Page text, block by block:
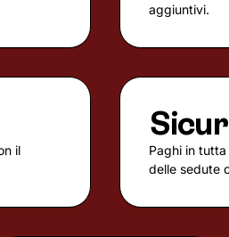
aggiuntivi.
il
Paghi in
delle sedute